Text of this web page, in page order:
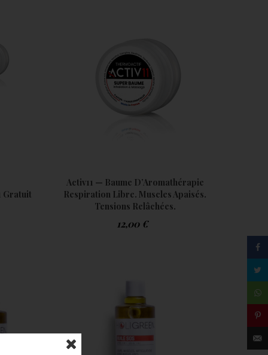
Gratuit
Activ11 — Baume D’Aromathérapie
Respiration Libre. Muscles Apaisés.
Tensions Relâchées.
12,00 €